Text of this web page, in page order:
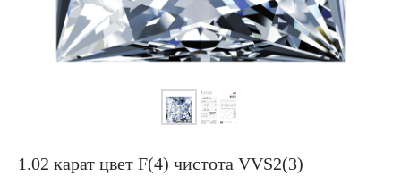
1.02 карат цвет F(4) чистота VVS2(3)